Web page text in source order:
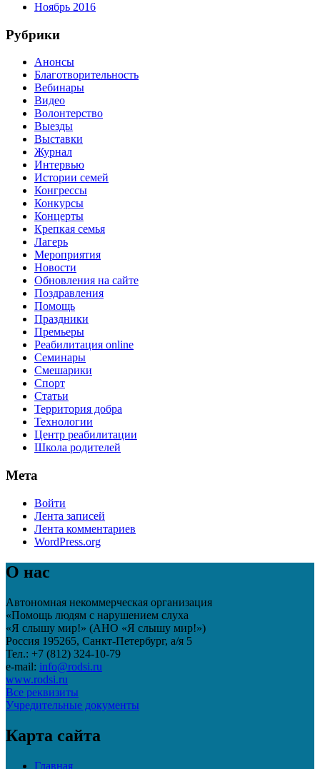
Ноябрь 2016
Рубрики
Анонсы
Благотворительность
Вебинары
Видео
Волонтерство
Выезды
Выставки
Журнал
Интервью
Истории семей
Конгрессы
Конкурсы
Концерты
Крепкая семья
Лагерь
Мероприятия
Новости
Обновления на сайте
Поздравления
Помощь
Праздники
Премьеры
Реабилитация online
Семинары
Смешарики
Спорт
Статьи
Территория добра
Технологии
Центр реабилитации
Школа родителей
Мета
Войти
Лента записей
Лента комментариев
WordPress.org
О нас
Автономная некоммерческая организация
«Помощь людям с нарушением слуха
«Я слышу мир!» (АНО «Я слышу мир!»)
Россия 195265, Санкт-Петербург, а/я 5
Тел.: +7 (812) 324-10-79
e-mail: info@rodsi.ru
www.rodsi.ru
Все реквизиты
Учредительные документы
Карта сайта
Главная